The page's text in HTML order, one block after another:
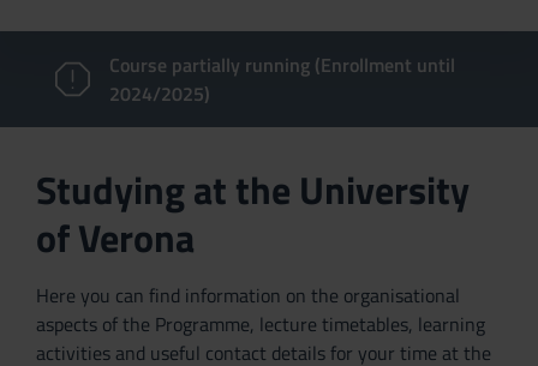
Course partially running (Enrollment until
2024/2025)
Studying at the University
of Verona
Here you can find information on the organisational
aspects of the Programme, lecture timetables, learning
activities and useful contact details for your time at the